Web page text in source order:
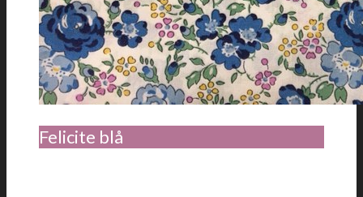
Felicite blå